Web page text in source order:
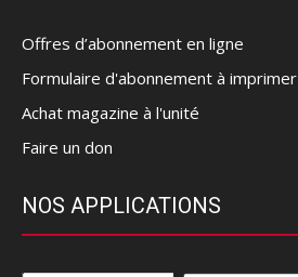
Offres d’abonnement en ligne
Formulaire d'abonnement à imprimer
Achat magazine à l'unité
Faire un don
NOS APPLICATIONS